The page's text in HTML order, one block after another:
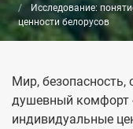
Исследование:
ценности белорусов
Мир, безопасность,
душевный комфорт
индивидуальные